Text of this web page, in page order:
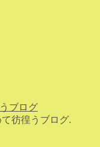
ブログ
彷徨うブログ.